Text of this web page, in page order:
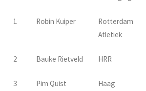
1 Robin Kuiper
Rotterdam
Atletiek
2 Bauke Rietveld HRR
3 Pim Quist
Haag